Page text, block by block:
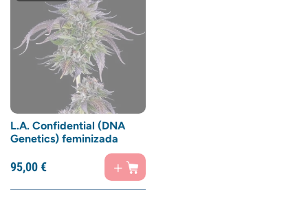
L.A. Confidential (DNA
Genetics) feminizada
95,00€